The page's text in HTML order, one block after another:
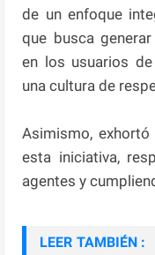
de un enfoque
que busca
en los usuarios
una cultura de
Asimismo,
esta iniciativa,
agentes y
LEER TAMBIÉN :